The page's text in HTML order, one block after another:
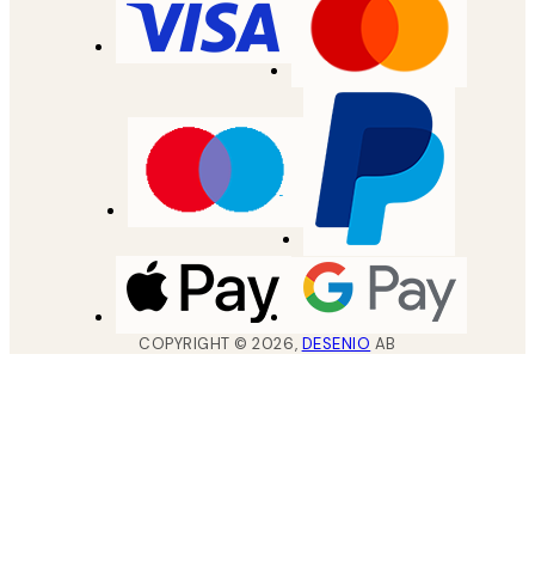
COPYRIGHT ©2026, DESENIO AB